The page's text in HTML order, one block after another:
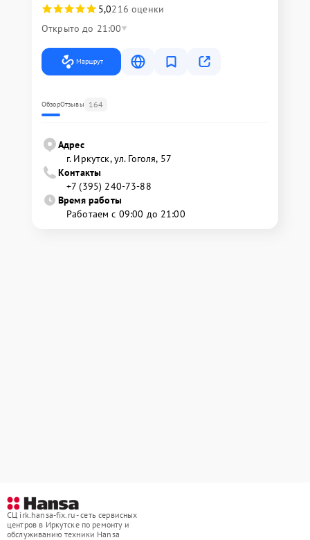
5,0216 оценки
Открыто до 21:00
Маршрут
ОбзорОтзывы 164
Адрес
г. Иркутск, ул. ​Гоголя, 57
Контакты
+7 (395) 240-73-88
Время работы
Работаем с 09:00 до 21:00
СЦ irk.hansa-fix.ru - сеть сервисных
центров в Иркутске по ремонту и
обслуживанию техники Hansa